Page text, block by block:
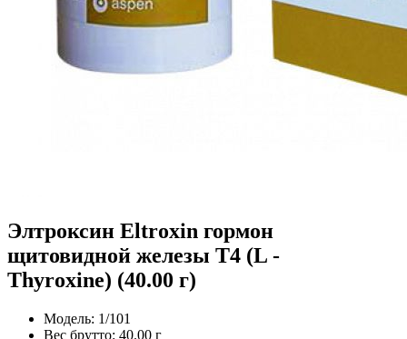
Элтроксин Eltroxin гормон
щитовидной железы Т4 (L -
Thyroxine) (40.00 г)
Модель: 1/101
Вес брутто: 40.00 г